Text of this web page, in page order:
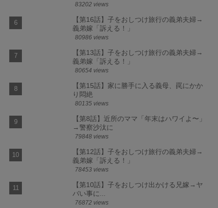
83202 views
【第16話】子をおしつけ旅行の義弟夫婦→
義弟嫁「訴える！」
80986 views
【第13話】子をおしつけ旅行の義弟夫婦→
義弟嫁「訴える！」
80654 views
【第15話】家に勝手に入る義母、罠にかか
り悶絶
80135 views
【第8話】近所のママ「年末はハワイよ〜」
→警察沙汰に
79848 views
【第12話】子をおしつけ旅行の義弟夫婦→
義弟嫁「訴える！」
78453 views
【第10話】子をおしつけ出かける兄嫁→ヤ
バい事に...
76872 views